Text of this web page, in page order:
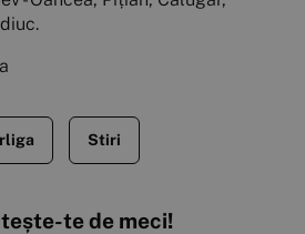
Stiri
te de meci!